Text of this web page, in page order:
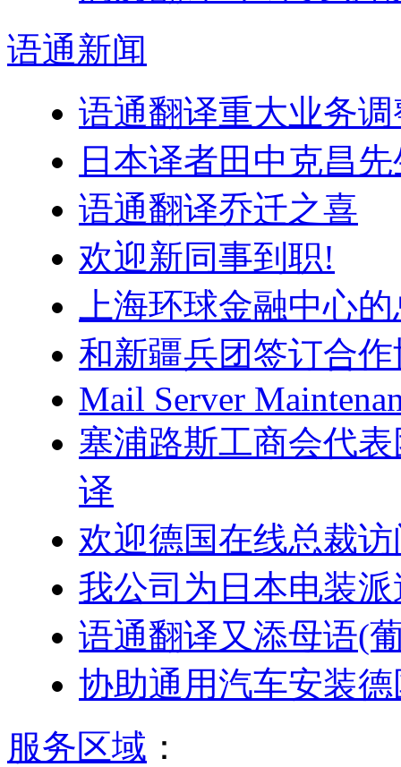
语通新闻
语通翻译重大业务调
日本译者田中克昌
语通翻译乔迁之喜
欢迎新同事到职!
上海环球金融中心
和新疆兵团签订合
Mail Server
塞浦路斯工商会代
译
欢迎德国在线总裁
我公司为日本电装
语通翻译又添母语(
协助通用汽车安装
服务区域 ：